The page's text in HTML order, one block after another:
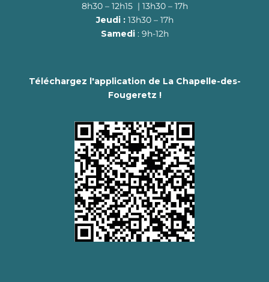
8h30 – 12h15 | 13h30 – 17h
Jeudi :13h30 – 17h
Samedi : 9h-12h
Téléchargez l'application de La Chapelle-des-
Fougeretz !